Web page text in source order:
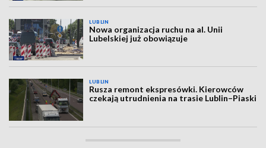
LUBLIN
Nowa organizacja ruchu na al. Unii
Lubelskiej już obowiązuje
LUBLIN
Rusza remont ekspresówki. Kierowców
czekają utrudnienia na trasie Lublin–Piaski